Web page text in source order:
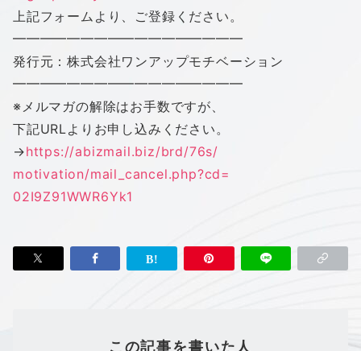
上記フォームより、ご登録ください。
━━━━━━━━━━━━━━━━━
発行元：株式会社ワンアップモチベーション
━━━━━━━━━━━━━━━━━
※メルマガの解除はお手数ですが、
下記URLよりお申し込みください。
→https://abizmail.biz/brd/76s/
motivation/mail_cancel.php?cd=
02I9Z91WWR6Yk1
この記事を書いた人